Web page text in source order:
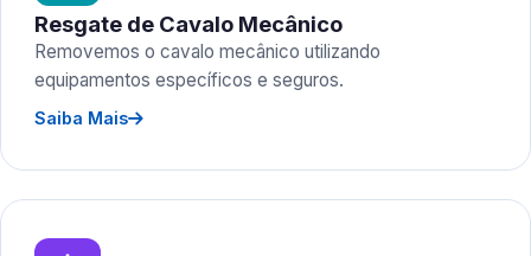
Resgate de Cavalo Mecânico
Removemos o cavalo mecânico utilizando
equipamentos específicos e seguros.
Saiba Mais